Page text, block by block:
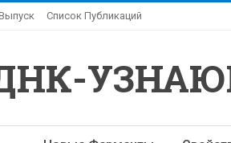
Список Публикаций